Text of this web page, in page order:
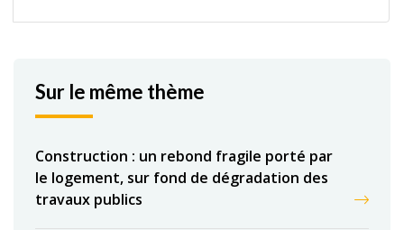
Sur le même thème
Construction : un rebond fragile porté par
le logement, sur fond de dégradation des
travaux publics